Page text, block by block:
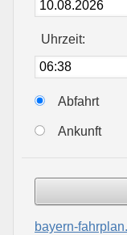
Uhrzeit:
Abfahrt
Ankunft
bayern-